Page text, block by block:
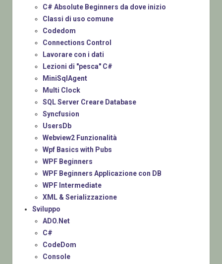
C# Absolute Beginners da dove inizio
Classi di uso comune
Codedom
Connections Control
Lavorare con i dati
Lezioni di "pesca" C#
MiniSqlAgent
Multi Clock
SQL Server Creare Database
Syncfusion
UsersDb
Webview2 Funzionalità
Wpf Basics with Pubs
WPF Beginners
WPF Beginners Applicazione con DB
WPF Intermediate
XML & Serializzazione
Sviluppo
ADO.Net
C#
CodeDom
Console